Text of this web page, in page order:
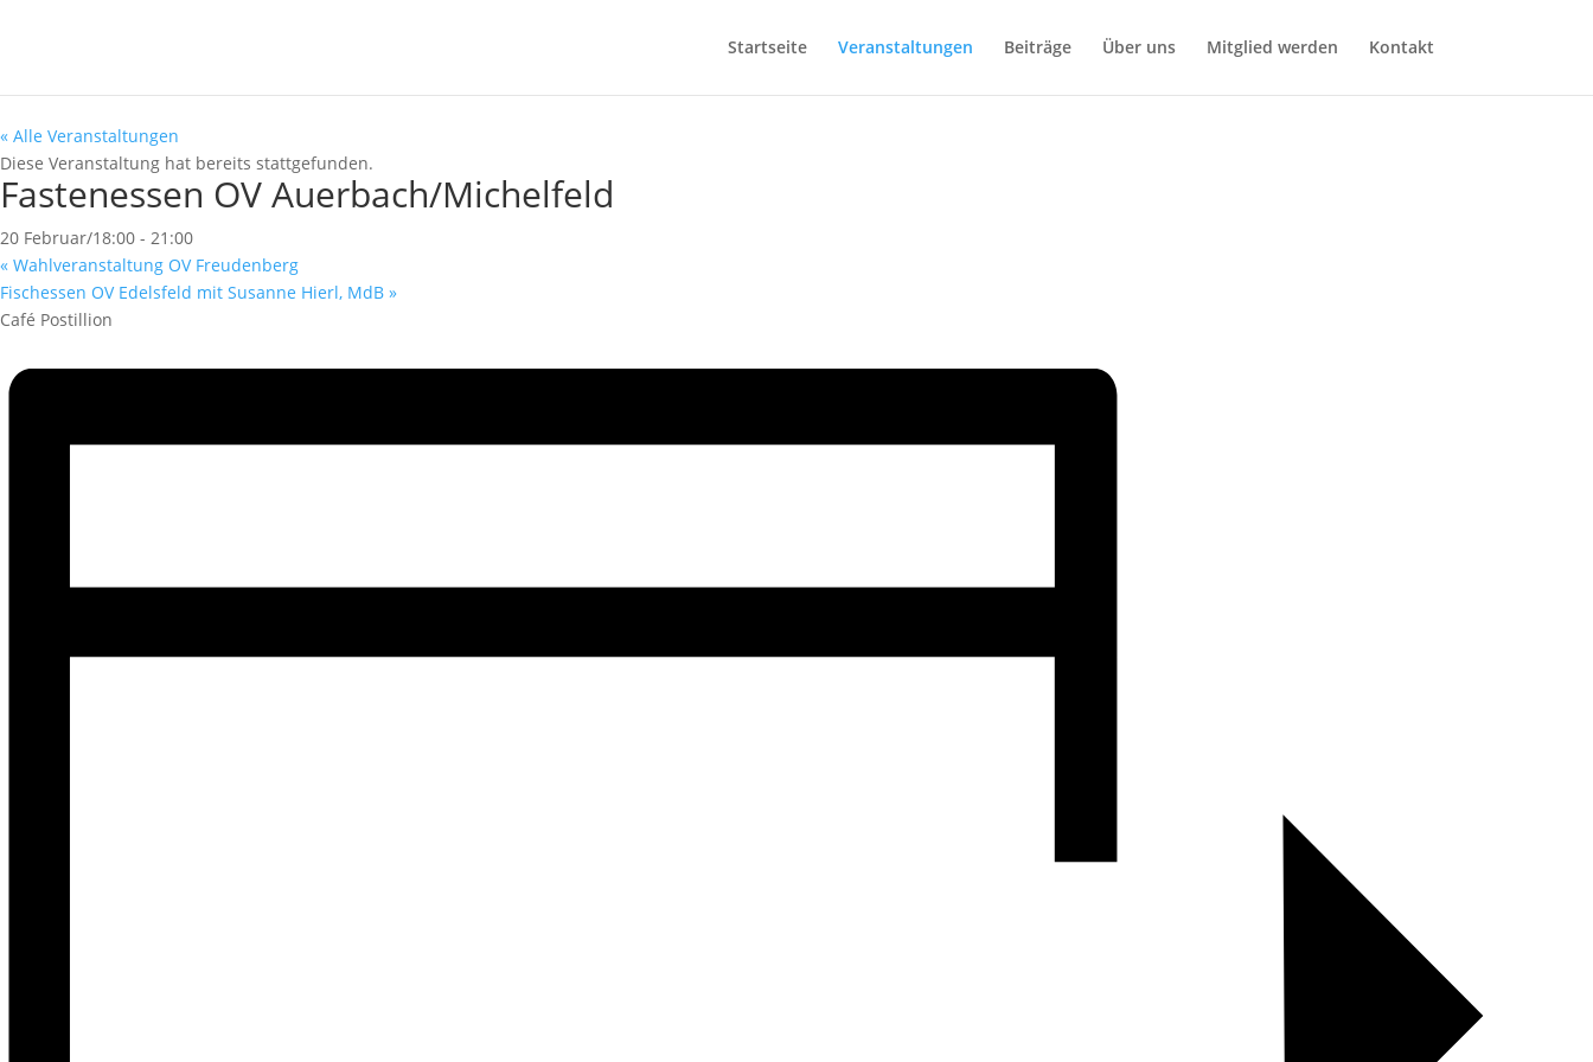
Startseite Veranstaltungen Beiträge Über uns Mitglied werden Kontakt
« Alle Veranstaltungen
Diese Veranstaltung hat bereits stattgefunden.
Fastenessen OV Auerbach/Michelfeld
20 Februar/18:00 - 21:00
« Wahlveranstaltung OV Freudenberg
Fischessen OV Edelsfeld mit Susanne Hierl, MdB »
Café Postillion